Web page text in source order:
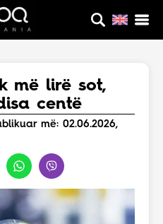
më lirë sot,
centë
më: 02.06.2026,